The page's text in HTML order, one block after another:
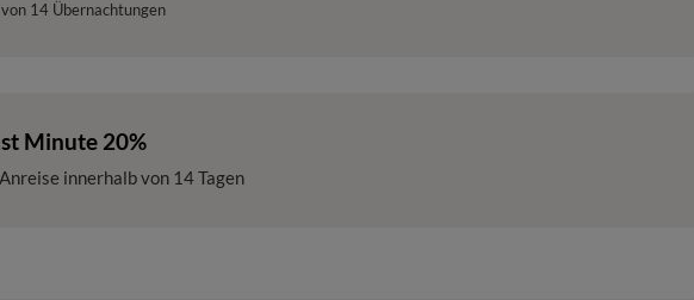
14 Übernachtungen
Minute 20%
innerhalb von 14 Tagen